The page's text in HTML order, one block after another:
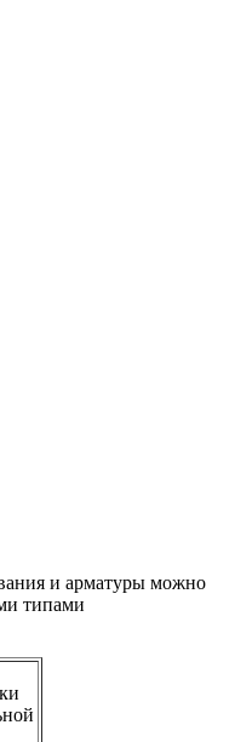
и арматуры можно
типами